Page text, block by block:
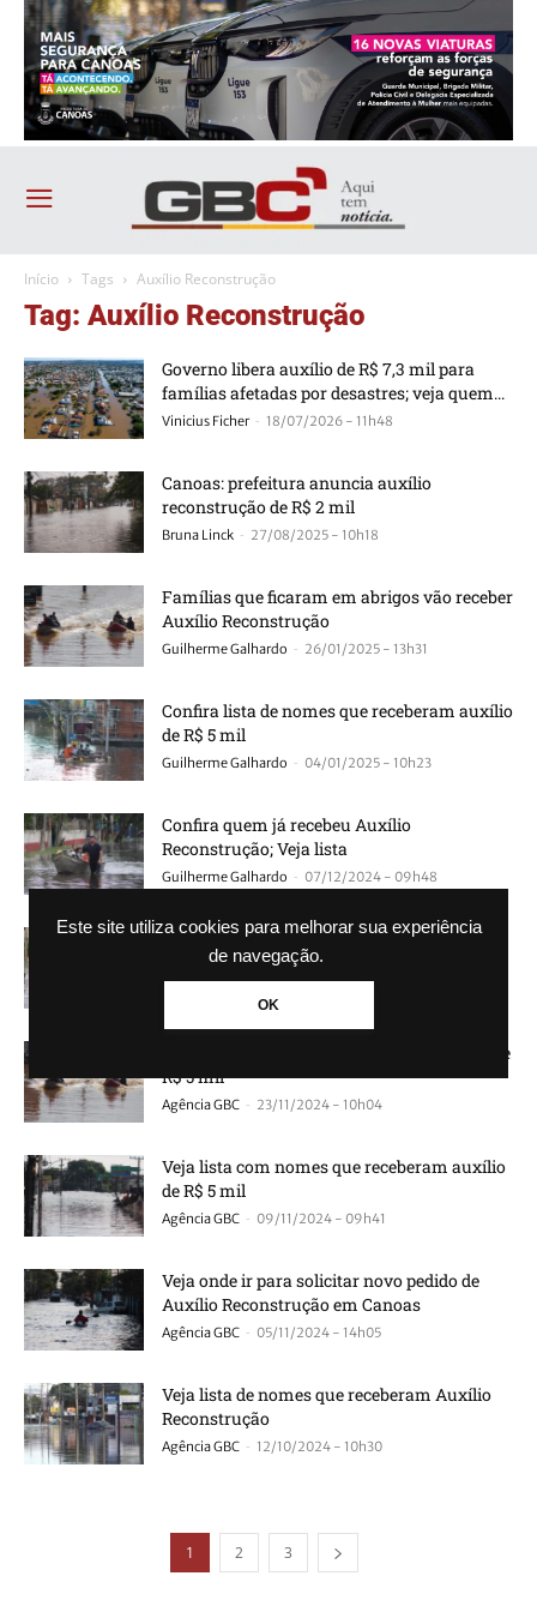
Este site utiliza cookies para melhorar sua experiência
de navegação.
OK
Início Tags Auxílio Reconstrução
Tag: Auxílio Reconstrução
Governo libera auxílio de R$ 7,3 mil para
famílias afetadas por desastres; veja quem...
Vinicius Ficher - 18/07/2026 - 11h48
Canoas: prefeitura anuncia auxílio
reconstrução de R$ 2 mil
Bruna Linck - 27/08/2025 - 10h18
Famílias que ficaram em abrigos vão receber
Auxílio Reconstrução
Guilherme Galhardo - 26/01/2025 - 13h31
Confira lista de nomes que receberam auxílio
de R$ 5 mil
Guilherme Galhardo - 04/01/2025 - 10h23
Confira quem já recebeu Auxílio
Reconstrução; Veja lista
Guilherme Galhardo - 07/12/2024 - 09h48
Prazo para recorrer e receber auxílio de R$ 5
mil em Canoas termina hoje
Veja lista de nomes que receberam auxílio de
R$ 5 mil
Agência GBC - 23/11/2024 - 10h04
Veja lista com nomes que receberam auxílio
de R$ 5 mil
Agência GBC - 09/11/2024 - 09h41
Veja onde ir para solicitar novo pedido de
Auxílio Reconstrução em Canoas
Agência GBC - 05/11/2024 - 14h05
Veja lista de nomes que receberam Auxílio
Reconstrução
Agência GBC - 12/10/2024 - 10h30
1 2 3